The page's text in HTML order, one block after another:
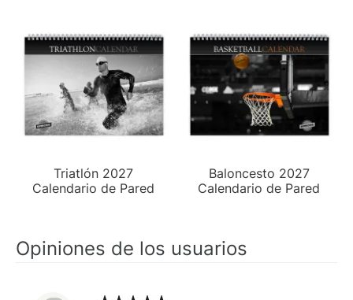
Triatlón 2027
Calendario de Pared
Baloncesto 2027
Calendario de Pared
Opiniones de los usuarios